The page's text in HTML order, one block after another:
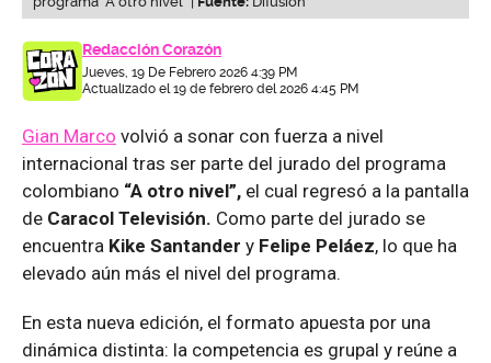
Redacción Corazón
Jueves, 19 De Febrero 2026 4:39 PM
Actualizado el 19 de febrero del 2026 4:45 PM
Gian Marco volvió a sonar con fuerza a nivel
internacional tras ser parte del jurado del programa
colombiano “A otro nivel”, el cual regresó a la pantalla
de Caracol Televisión. Como parte del jurado se
encuentra Kike Santander y Felipe Peláez, lo que ha
elevado aún más el nivel del programa.
En esta nueva edición, el formato apuesta por una
dinámica distinta: la competencia es grupal y reúne a